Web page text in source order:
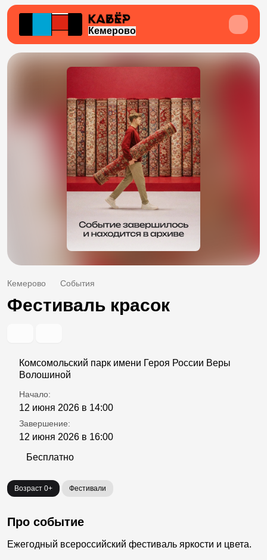
Кемерово
Кемерово События
Фестиваль красок
Комсомольский парк имени Героя России Веры
Волошиной
Начало:
12 июня 2026 в 14:00
Завершение:
12 июня 2026 в 16:00
Бесплатно
Возраст 0+ Фестивали
Про событие
Ежегодный всероссийский фестиваль яркости и цвета.